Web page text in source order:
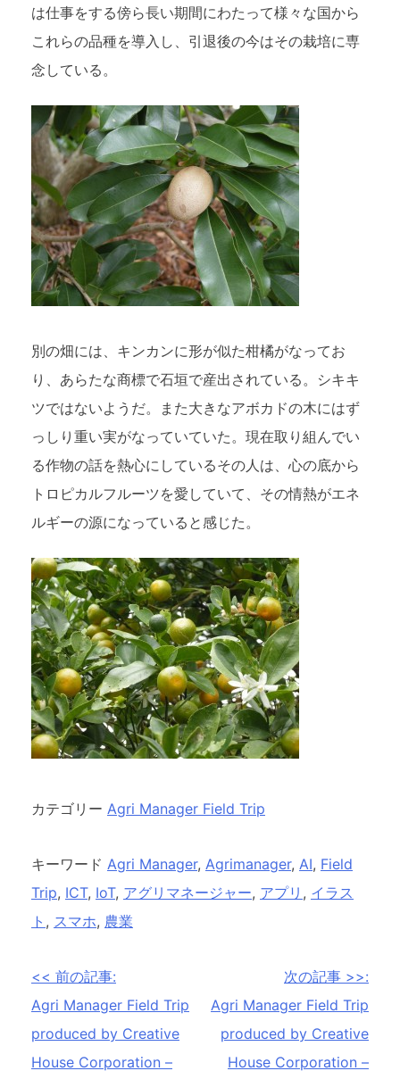
は仕事をする傍ら長い期間にわたって様々な国から
これらの品種を導入し、引退後の今はその栽培に専
念している。
別の畑には、キンカンに形が似た柑橘がなってお
り、あらたな商標で石垣で産出されている。シキキ
ツではないようだ。また大きなアボカドの木にはず
っしり重い実がなっていていた。現在取り組んでい
る作物の話を熱心にしているその人は、心の底から
トロピカルフルーツを愛していて、その情熱がエネ
ルギーの源になっていると感じた。
カテゴリー Agri Manager Field Trip
キーワード Agri Manager, Agrimanager, AI, Field
Trip, ICT, IoT, アグリマネージャー, アプリ , イラス
ト , スマホ, 農業
投
稿
ナ
<< 前の記事:
Agri Manager Field Trip
produced by Creative
House Corporation –
次の記事 >>:
Agri Manager Field Trip
produced by Creative
House Corporation –